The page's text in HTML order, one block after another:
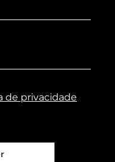
de privacidade